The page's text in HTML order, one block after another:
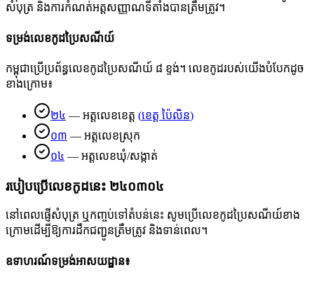
សំបុត្រ និងការកំណត់អត្តសញ្ញាណទីតាំងបានត្រឹមត្រូវ។
ទម្រង់លេខកូដប្រៃសណីយ៍
កម្ពុជាប្រើប្រព័ន្ធលេខកូដប្រៃសណីយ៍ ៨ ខ្ទង់។ លេខកូដរបស់យើងបំបែកដូច
ខាងក្រោម៖
២៤ — អត្តលេខខេត្ត (ខេត្ត ប៉ៃលិន)
០៣ — អត្តលេខស្រុក
០៤ — អត្តលេខឃុំ/សង្កាត់
របៀបប្រើលេខកូដនេះ ២៤០៣០៤
នៅពេលផ្ញើសំបុត្រ ឬកញ្ចប់ទៅតំបន់នេះ សូមប្រើលេខកូដប្រៃសណីយ៍ខាង
ក្រោមដើម្បីឱ្យការដឹកជញ្ជូនត្រឹមត្រូវ និងទាន់ពេល។
ឧទាហរណ៍ទម្រង់អាសយដ្ឋាន៖